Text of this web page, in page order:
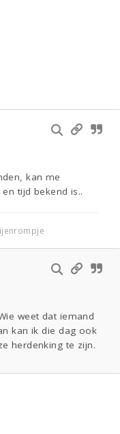
kan me
tijd bekend is..
weet dat iemand
kan ik die dag ook
herdenking te zijn.